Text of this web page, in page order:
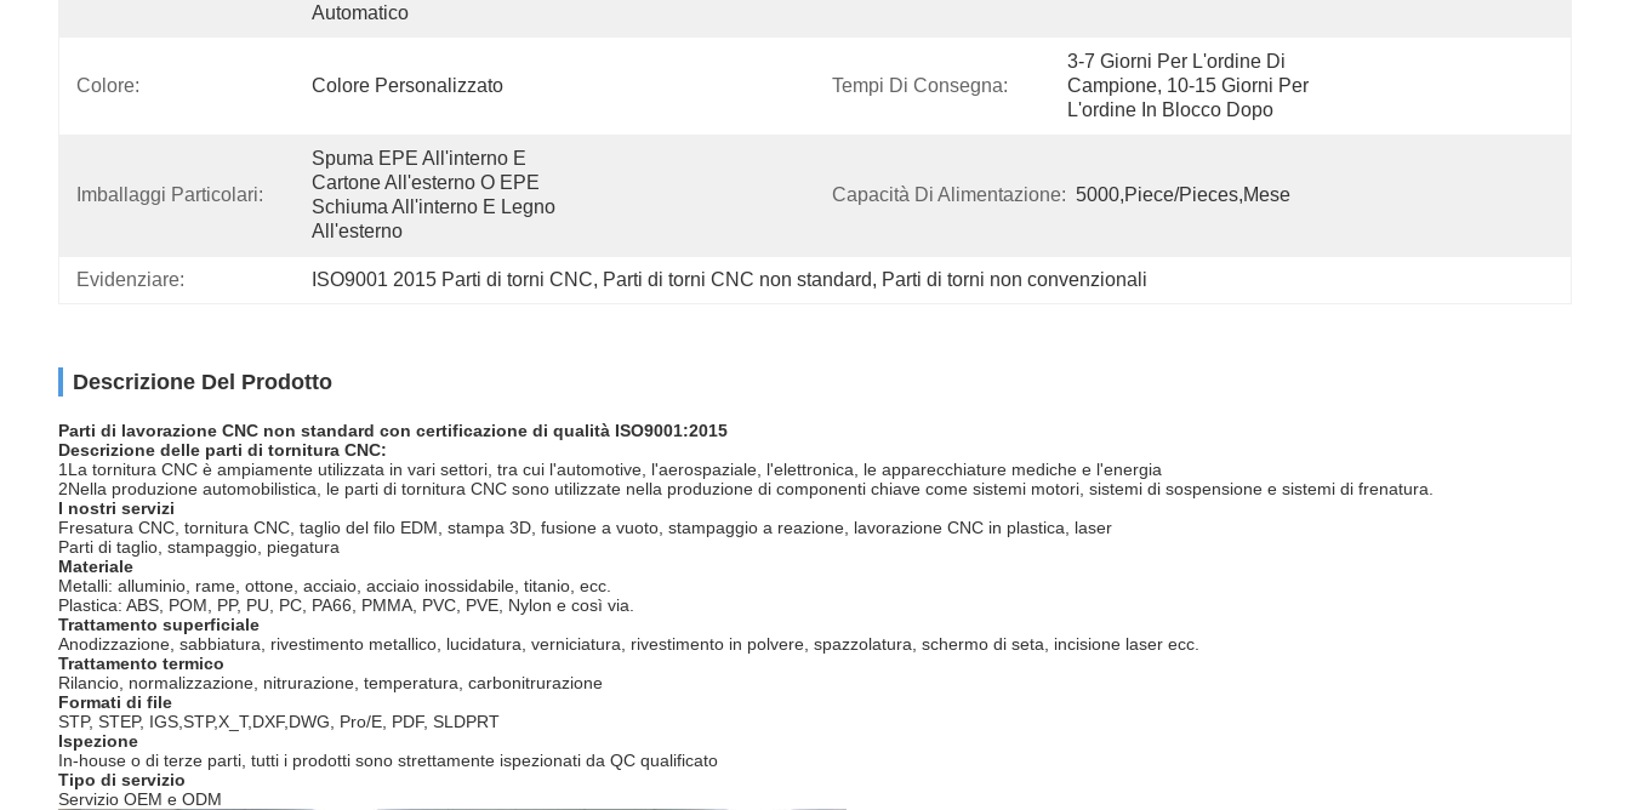
Automatico
Colore: Colore Personalizzato Tempi Di Consegna:
3-7 Giorni Per L'ordine Di
Campione, 10-15 Giorni Per
L'ordine In Blocco Dopo
Imballaggi Particolari:
Spuma EPE All'interno E
Cartone All'esterno O EPE
Schiuma All'interno E Legno
All'esterno
Capacità Di Alimentazione: 5000,Piece/Pieces,Mese
Evidenziare: ISO9001 2015 Parti di torni CNC, Parti di torni CNC non standard, Parti di torni non convenzionali
Descrizione Del Prodotto
Parti di lavorazione CNC non standard con certificazione di qualità ISO9001:2015
Descrizione delle parti di tornitura CNC:
1La tornitura CNC è ampiamente utilizzata in vari settori, tra cui l'automotive, l'aerospaziale, l'elettronica, le apparecchiature mediche e l'energia
2Nella produzione automobilistica, le parti di tornitura CNC sono utilizzate nella produzione di componenti chiave come sistemi motori, sistemi di sospensione e sistemi di frenatura.
I nostri servizi
Fresatura CNC, tornitura CNC, taglio del filo EDM, stampa 3D, fusione a vuoto, stampaggio a reazione, lavorazione CNC in plastica, laser
Parti di taglio, stampaggio, piegatura
Materiale
Metalli: alluminio, rame, ottone, acciaio, acciaio inossidabile, titanio, ecc.
Plastica: ABS, POM, PP, PU, PC, PA66, PMMA, PVC, PVE, Nylon e così via.
Trattamento superficiale
Anodizzazione, sabbiatura, rivestimento metallico, lucidatura, verniciatura, rivestimento in polvere, spazzolatura, schermo di seta, incisione laser ecc.
Trattamento termico
Rilancio, normalizzazione, nitrurazione, temperatura, carbonitrurazione
Formati di file
STP, STEP, IGS,STP,X_T,DXF,DWG, Pro/E, PDF, SLDPRT
Ispezione
In-house o di terze parti, tutti i prodotti sono strettamente ispezionati da QC qualificato
Tipo di servizio
Servizio OEM e ODM